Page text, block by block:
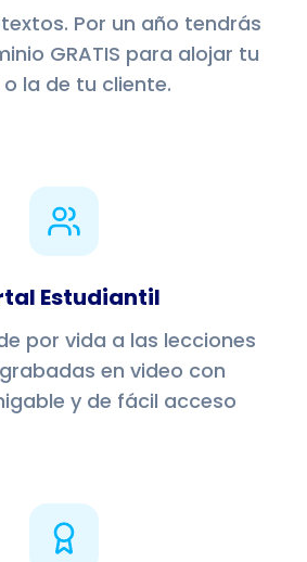
Por un año tendrás
GRATIS para alojar tu
la de tu cliente.
Estudiantil
por vida a las lecciones
en video con
y de fácil acceso